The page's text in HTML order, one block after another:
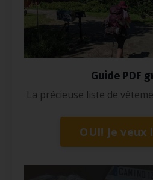
Guide PDF
La précieuse liste de
OUI! Je veux